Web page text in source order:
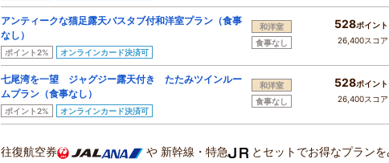
アンティークな猫足露天バスタブ付和洋室プラン（食事
なし）
ポイント2% オンラインカード決済可
和洋室
食事なし
528ポイン
26,400スコア
七尾湾を一望 ジャグジー露天付き たたみツインルー
ムプラン（食事なし）
ポイント2% オンラインカード決済可
和洋室
食事なし
528ポイン
26,400スコア
往復航空券 や 新幹線・特急 とセットでお得なプランを